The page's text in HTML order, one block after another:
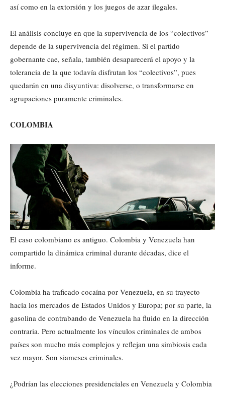
así como en la extorsión y los juegos de azar ilegales.
El análisis concluye en que la supervivencia de los “colectivos”
depende de la supervivencia del régimen. Si el partido
gobernante cae, señala, también desaparecerá el apoyo y la
tolerancia de la que todavía disfrutan los “colectivos”, pues
quedarán en una disyuntiva: disolverse, o transformarse en
agrupaciones puramente criminales.
COLOMBIA
El caso colombiano es antiguo. Colombia y Venezuela han
compartido la dinámica criminal durante décadas, dice el
informe.
Colombia ha traficado cocaína por Venezuela, en su trayecto
hacia los mercados de Estados Unidos y Europa; por su parte, la
gasolina de contrabando de Venezuela ha fluido en la dirección
contraria. Pero actualmente los vínculos criminales de ambos
países son mucho más complejos y reflejan una simbiosis cada
vez mayor. Son siameses criminales.
¿Podrían las elecciones presidenciales en Venezuela y Colombia